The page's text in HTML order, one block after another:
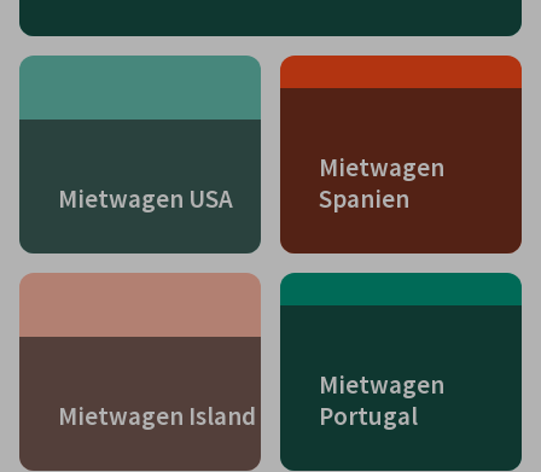
Mietwagen USA
Mietwagen
Spanien
Mietwagen Island
Mietwagen
Portugal